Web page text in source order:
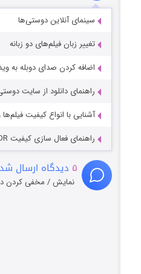
سینمای آنلاین دوستی‌ها
تغییر زبان فیلم‌های دو زبانه
اضافه کردن صدای دوبله به
راهنمای دانلود از سایت
آشنایی با انواع کیفیت
راهنمای فعال سازی کیفیت HDR در PotPlayer
۵ دیدگاه ارسال
نمایش / مخفی کردن